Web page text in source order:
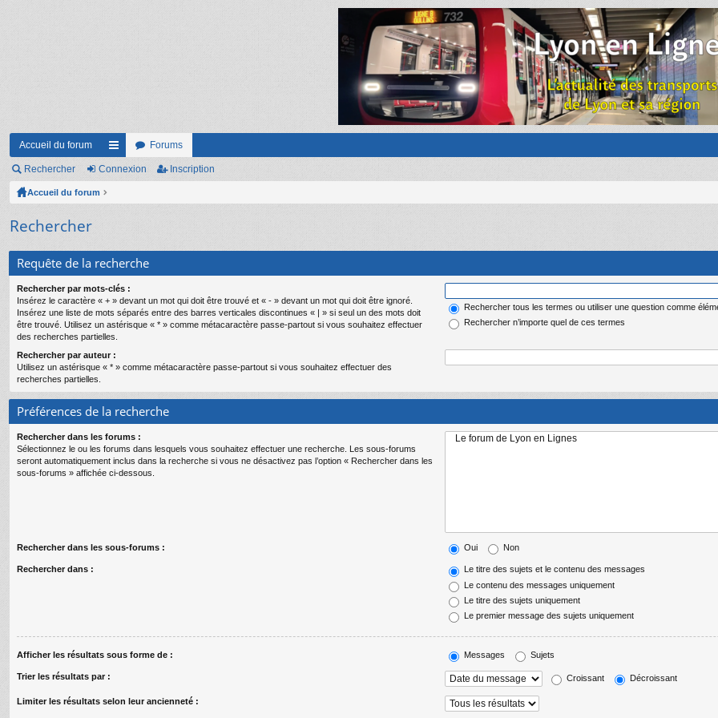
Accueil du forum
ac
s
Forums
Rechercher Connexion Inscription
Accueil du forum
Rechercher
Requête de la recherche
Rechercher par mots-clés :
Insérez le caractère « + » devant un mot qui doit être trouvé et « - » devant un mot qui doit être ignoré.
Insérez une liste de mots séparés entre des barres verticales discontinues « | » si seul un des mots doit
être trouvé. Utilisez un astérisque « * » comme métacaractère passe-partout si vous souhaitez effectuer
des recherches partielles.
Rechercher tous les termes ou utiliser une question comme
Rechercher n’importe quel de ces termes
Rechercher par auteur :
Utilisez un astérisque « * » comme métacaractère passe-partout si vous souhaitez effectuer des
recherches partielles.
Préférences de la recherche
Rechercher dans les forums :
Sélectionnez le ou les forums dans lesquels vous souhaitez effectuer une recherche. Les sous-forums
seront automatiquement inclus dans la recherche si vous ne désactivez pas l’option « Rechercher dans les
sous-forums » affichée ci-dessous.
Rechercher dans les sous-forums : Oui Non
Rechercher dans :
Le titre des sujets et le contenu des messages
Le contenu des messages uniquement
Le titre des sujets uniquement
Le premier message des sujets uniquement
Afficher les résultats sous forme de : Messages Sujets
Trier les résultats par : Croissant Décroissant
Limiter les résultats selon leur ancienneté :